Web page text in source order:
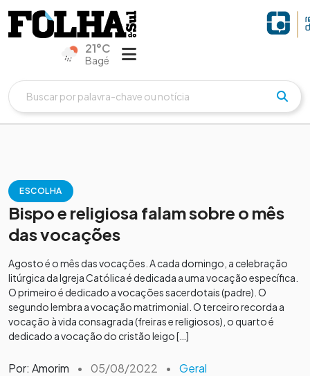
21°C
Bagé
ESCOLHA
Bispo e religiosa falam sobre o mês
das vocações
Agosto é o mês das vocações. A cada domingo, a celebração
litúrgica da Igreja Católica é dedicada a uma vocação específica.
O primeiro é dedicado a vocações sacerdotais (padre). O
segundo lembra a vocação matrimonial. O terceiro recorda a
vocação à vida consagrada (freiras e religiosos), o quarto é
dedicado a vocação do cristão leigo […]
Por: Amorim • 05/08/2022 • Geral